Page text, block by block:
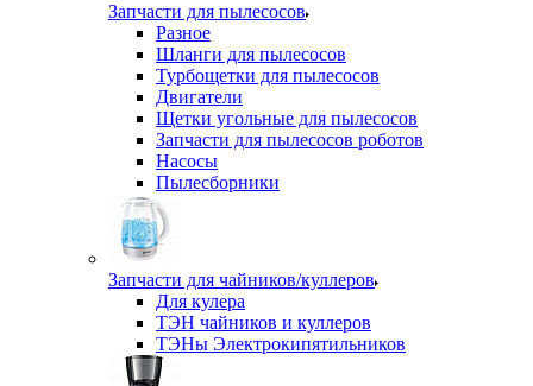
Запчасти для пылесосов
Разное
Шланги для пылесосов
Турбощетки для пылесосов
Двигатели
Щетки угольные для пылесосов
Запчасти для пылесосов роботов
Насосы
Пылесборники
Запчасти для чайников/куллеров
Для кулера
ТЭН чайников и куллеров
ТЭНы Электрокипятильников